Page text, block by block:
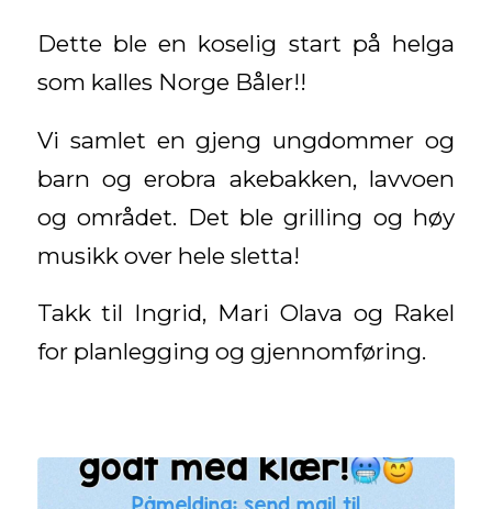
Dette ble en koselig start på helga
som kalles Norge Båler!!
Vi samlet en gjeng ungdommer og
barn og erobra akebakken, lavvoen
og området. Det ble grilling og høy
musikk over hele sletta!
Takk til Ingrid, Mari Olava og Rakel
for planlegging og gjennomføring.